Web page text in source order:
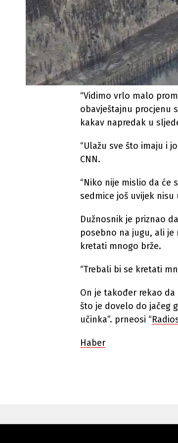
“Vidimo vrlo malo
obavještajnu procjenu
kakav napredak u
“Ulažu sve što imaju i
CNN.
“Niko nije mislio da će
sedmice još uvijek
Dužnosnik je priznao
posebno na jugu, ali je
kretati mnogo brže.
“Trebali bi se kretati
On je također rekao
što je dovelo do jačeg
učinka”. prneosi “
Haber